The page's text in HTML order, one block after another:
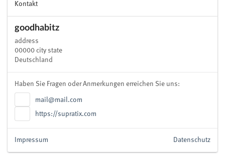
Kontakt
goodhabitz
address
00000 city state
Deutschland
Haben Sie Fragen oder Anmerkungen erreichen Sie uns:
mail@mail.com
https://supratix.com
Datenschutz
Impressum